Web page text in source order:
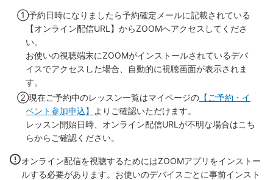
①予約日時になりましたら予約確定メールに記載されている
【オンライン配信URL】からZOOMへアクセスしてくださ
い。
お使いの視聴端末にZOOMがインストールされているデバ
イスでアクセスした場合、自動的に視聴画面が表示されま
す。
②現在ご予約中のレッスン一覧はマイページの 【ご予約・イ
ベント参加申込】
よりご確認いただけます。
レッスン開始日時、オンライン配信URLが不明な場合はこち
らからご確認ください。
オンライン配信を視聴するためにはZOOMアプリをインストー
ルする必要があります。お使いのデバイスごとに事前インスト